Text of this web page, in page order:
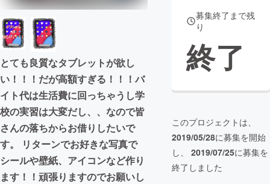
CAMPFIREふるさと納税machi-ya
とても良質なタブレットが欲し
い！！！だが高額すぎる！！！バ
イト代は生活費に回っちゃうし学
校の実習は大変だし、、なので皆
さんの落ちからお借りしたいで
す。 リターンでお好きな写真で
シールや壁紙、アイコンなど作り
ます！！頑張りますのでお願いし
募集終了まで残
り
終了
このプロジェクトは、
2019/05/28に募集を開始
し、 2019/07/25に募集を
終了しました